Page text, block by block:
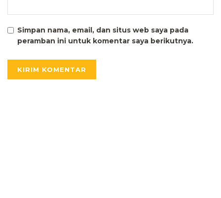
Simpan nama, email, dan situs web saya pada
peramban ini untuk komentar saya berikutnya.